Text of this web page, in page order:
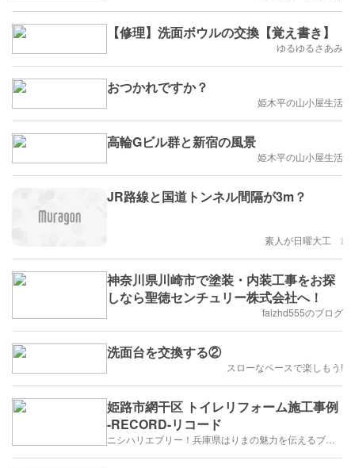
【修理】洗面ボウルの交換【覚え書き】
ゆるゆるさあみ
おつかれですか？
姫木平の山小屋生活
高輪Gビル群と新宿の風景
姫木平の山小屋生活
JR路線と国道トンネル間隔が3m？
素人が日曜大工 ❕
神奈川県川崎市で塗装・内装工事をお探
しなら聖徳センチュリー株式会社へ！
faizhd555のブログ
洗面台を交換する②
スローなペースで楽しもう!
姫路市網干区 トイレリフォーム施工事例
-RECORD-リコード